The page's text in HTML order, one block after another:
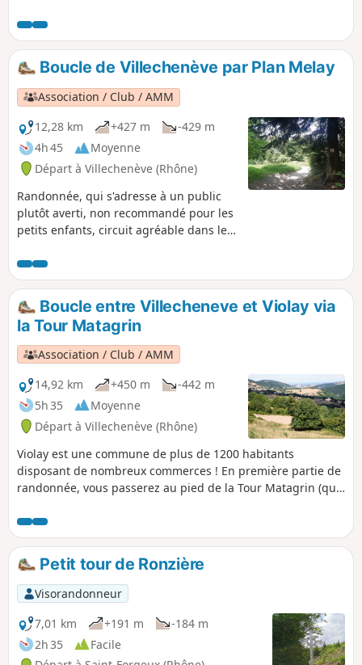
20 km La 2e est un départ au carrefour de la Croix Casard à
Affoux (entrée du village par la route de Tarare) vous
pouvez vous garer sur le parking. Cela donne un trajet de
près de 14 km. La 3e, un départ un peu plus haut, en
direction du Mont du Crépier, sur une carrière pour éviter
une petite montée près de 13,5 km. Balade très belle au
milieu des bois, chemins sympathiques, un beau dénivelé.
Boucle de Villechenève par Plan Melay
Association / Club / AMM
12,28 km
+427 m
-429 m
4h 45
Moyenne
Départ à Villechenève (Rhône)
Randonnée, qui s'adresse à un public
plutôt averti, non recommandé pour les
petits enfants, circuit agréable dans les
récompensées par des points de vue à
360° !
Boucle entre Villecheneve et Violay via
la Tour Matagrin
Association / Club / AMM
14,92 km
+450 m
-442 m
5h 35
Moyenne
Départ à Villechenève (Rhône)
Violay est une commune de plus de 1200 habitants
disposant de nombreux commerces ! En première partie de
randonnée, vous passerez au pied de la Tour Matagrin (que
Violay, puis vous reviendrez par un autre chemin. La
majorité du trajet se fait dans les sous-bois.
Petit tour de Ronzière
Visorandonneur
7,01 km
+191 m
-184 m
2h 35
Facile